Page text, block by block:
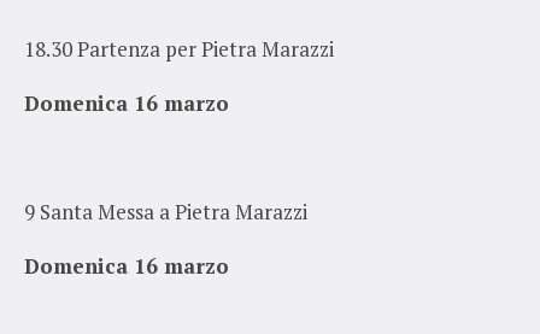
18.30 Partenza per Pietra Marazzi
Domenica 16 marzo
9 Santa Messa aPietra Marazzi
Domenica 16 marzo